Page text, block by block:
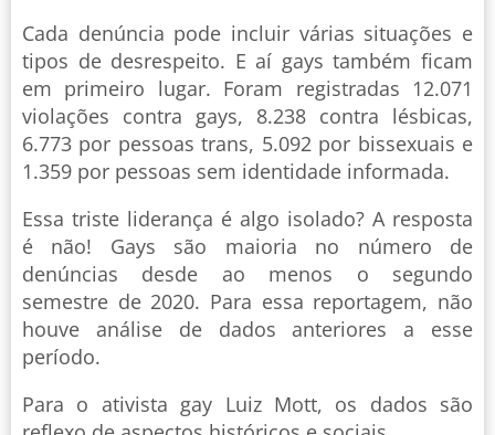
Cada denúncia pode incluir várias situações e
tipos de desrespeito. E aí gays também ficam
em primeiro lugar. Foram registradas 12.071
violações contra gays, 8.238 contra lésbicas,
6.773 por pessoas trans, 5.092 por bissexuais e
1.359 por pessoas sem identidade informada.
Essa triste liderança é algo isolado? A resposta
é não! Gays são maioria no número de
denúncias desde ao menos o segundo
semestre de 2020. Para essa reportagem, não
houve análise de dados anteriores a esse
período.
Para o ativista gay Luiz Mott, os dados são